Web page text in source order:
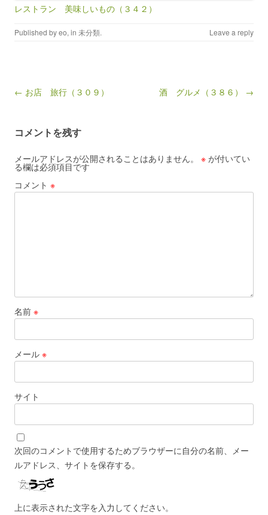
レストラン 美味しいもの（３４２）
Published byeo, in 未分類. Leave a reply
Post navigation
← お店 旅行（３０９） 酒 グルメ（３８６） →
コメントを残す
メールアドレスが公開されることはありません。 ※ が付いてい
る欄は必須項目です
コメント ※
名前 ※
メール ※
サイト
次回のコメントで使用するためブラウザーに自分の名前、メー
ルアドレス、サイトを保存する。
上に表示された文字を入力してください。